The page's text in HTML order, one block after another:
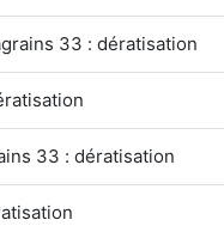
33 : dératisation
33 : dératisation